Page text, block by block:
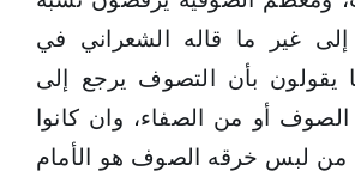
غير ما قاله الشعراني في
يقولون بأن التصوف يرجع إلى
أو من الصفاء، وان كانوا
من لبس خرقه الصوف هو الأمام